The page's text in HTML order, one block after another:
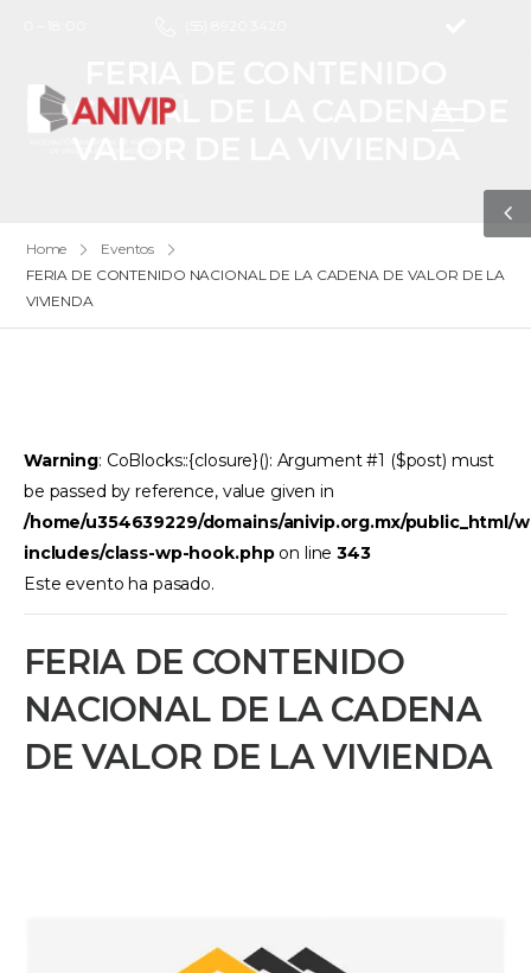
NACIONAL DE LA CADENA DE
Home
Eventos
FERIA DE CONTENIDO NACIONAL DE LA CADENA DE VALOR DE LA
VIVIENDA
Warning: CoBlocks::{closure}(): Argument #1 ($post) must
be passed by reference, value given in
/home/u354639229/domains/anivip.org.mx/public_html/
includes/class-wp-hook.phpon line343
Este evento ha pasado.
FERIA DE CONTENIDO
NACIONAL DE LA CADENA
DE VALOR DE LA VIVIENDA